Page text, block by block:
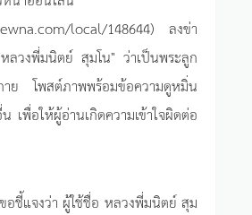
local/148644) ลงข่า
ลวงพี่มนิตย์ สุมโน" ว่าเป็นพระลูก
าย โพสต์ภาพพร้อมข้อความดูหมิ่น
เพื่อให้ผู้อ่านเกิดความเข้าใจผิดต่อ
อชี้แจงว่า ผู้ใช้ชื่อ หลวงพี่มนิตย์ สุม